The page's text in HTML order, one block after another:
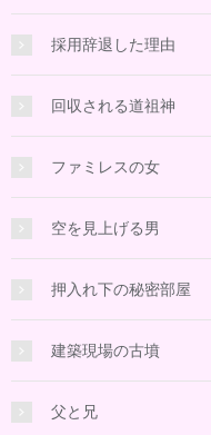
採用辞退した理由
回収される道祖神
ファミレスの女
空を見上げる男
押入れ下の秘密部屋
建築現場の古墳
父と兄